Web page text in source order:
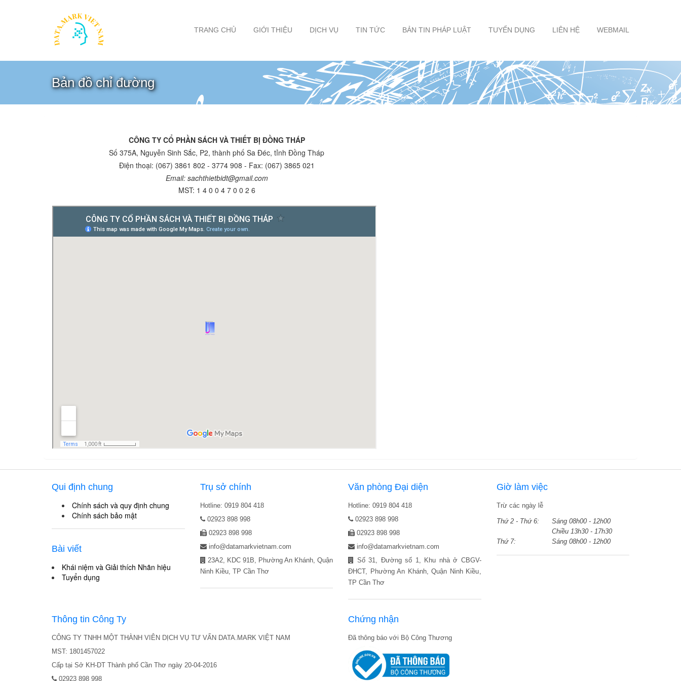
TRANG CHỦ GIỚI THIỆU DỊCH VỤ TIN TỨC BẢN TIN PHÁP LUẬT TUYỂN DỤNG LIÊN HỆ WEBMAIL
Bản đồ chỉ đường
CÔNG TY CỔ PHẦN SÁCH VÀ THIẾT BỊ ĐỒNG THÁP
Số 375A, Nguyễn Sinh Sắc, P2, thành phố Sa Đéc, tỉnh Đồng Tháp
Điện thoại: (067) 3861 802 - 3774 908 - Fax: (067) 3865 021
Email: sachthietbidt@gmail.com
MST: 1 4 0 0 4 7 0 0 2 6
Qui định chung
Chính sách và quy định chung
Chính sách bảo mật
Bài viết
Khái niệm và Giải thích Nhãn hiệu
Tuyển dụng
Trụ sở chính
Hotline: 0919 804 418
02923 898 998
02923 898 998
info@datamarkvietnam.com
23A2, KDC 91B, Phường An Khánh, Quận
Ninh Kiều, TP Cần Thơ
Văn phòng Đại diện
Hotline: 0919 804 418
02923 898 998
02923 898 998
info@datamarkvietnam.com
Số 31, Đường số 1, Khu nhà ở CBGV-
ĐHCT, Phường An Khánh, Quận Ninh Kiều,
TP Cần Thơ
Giờ làm việc
Trừ các ngày lễ
Thứ 2 - Thứ 6:
Sáng 08h00 - 12h00
Chiều 13h30 - 17h30
Thứ 7:
Sáng 08h00 - 12h00
Thông tin Công Ty
CÔNG TY TNHH MỘT THÀNH VIÊN DỊCH VỤ TƯ VẤN DATA.MARK VIỆT NAM
MST: 1801457022
Cấp tại Sở KH-DT Thành phố Cần Thơ ngày 20-04-2016
02923 898 998
Chứng nhận
Đã thông báo với Bộ Công Thương